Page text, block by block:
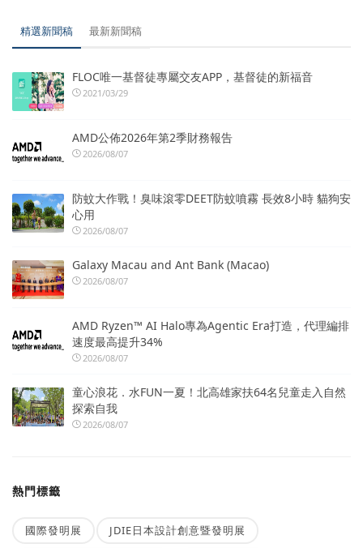
精選新聞稿 最新新聞稿
FLOC唯一基督徒專屬交友APP，基督徒的新福音
2021/03/29
AMD公佈2026年第2季財務報告
2026/08/07
防蚊大作戰！臭味滾零DEET防蚊噴霧 長效8小時 貓狗安
心用
2026/08/07
Galaxy Macau and Ant Bank (Macao)
2026/08/07
AMD Ryzen™ AI Halo專為Agentic Era打造，代理編排
速度最高提升34%
2026/08/07
童心浪花．水FUN一夏！北高雄家扶64名兒童走入自然
探索自我
2026/08/07
熱門標籤
國際發明展 JDIE日本設計創意暨發明展